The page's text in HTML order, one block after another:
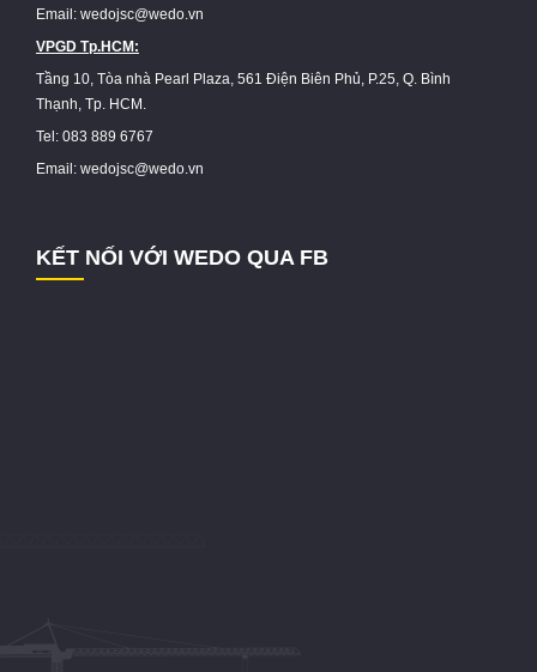
Email: wedojsc@wedo.vn
VPGD Tp.HCM:
Tầng 10, Tòa nhà Pearl Plaza, 561 Điện Biên Phủ, P.25, Q. Bình
Thạnh, Tp. HCM.
Tel: 083 889 6767
Email: wedojsc@wedo.vn
KẾT NỐI VỚI WEDO QUA FB